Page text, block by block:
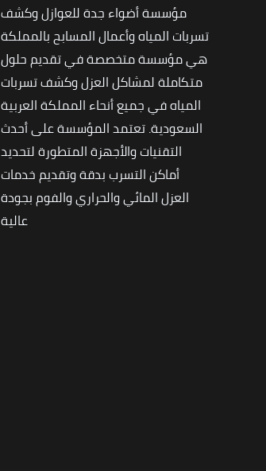
مؤسسة أضواء جدة للعوازل وكشف
تسربات المياه وأعمال المسابح بالمملكة
هي مؤسسة متخصصة في تقديم حلول
متكاملة لمشاكل العزل وكشف تسربات
المياه في جميع أنحاء المملكة العربية
السعودية. تعتمد المؤسسة على أحدث
التقنيات والأجهزة المتطورة لتحديد
أماكن التسرب بدقة وتقديم خدمات
العزل المائي والحراري والفوم بجودة
عالية